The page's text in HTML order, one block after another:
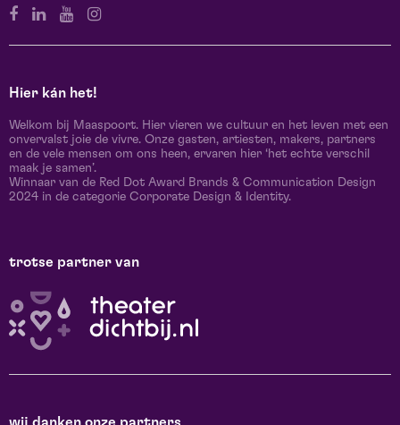
Hier kán het!
Welkom bij Maaspoort. Hier vieren we cultuur en het leven met een
onvervalst joie de vivre. Onze gasten, artiesten, makers, partners
en de vele mensen om ons heen, ervaren hier ‘het echte verschil
maak je samen’.
Winnaar van de Red Dot Award Brands & Communication Design
2024 in de categorie Corporate Design & Identity.
trotse partner van